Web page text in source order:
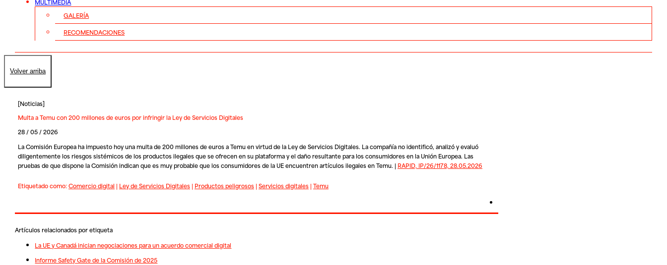
GALERÍA
RECOMENDACIONES
Volver arriba
[Noticias]
Multa a Temu con 200 millones de euros por infringir la Ley de Servicios Digitales
28 / 05 / 2026
La Comisión Europea ha impuesto hoy una multa de 200 millones de euros a Temu en virtud de la Ley de Servicios Digitales. La compañía no identificó, analizó y evaluó
diligentemente los riesgos sistémicos de los productos ilegales que se ofrecen en su plataforma y el daño resultante para los consumidores en la Unión Europea. Las
pruebas de que dispone la Comisión indican que es muy probable que los consumidores de la UE encuentren artículos ilegales en Temu. | RAPID, IP/26/1178, 28.05.2026
Etiquetado como:Comercio digital | Ley de Servicios Digitales| Productos peligrosos| Servicios digitales| Temu
Artículos relacionados por etiqueta
La UE y Canadá inician negociaciones para un acuerdo comercial digital
Informe Safety Gate de la Comisión de 2025